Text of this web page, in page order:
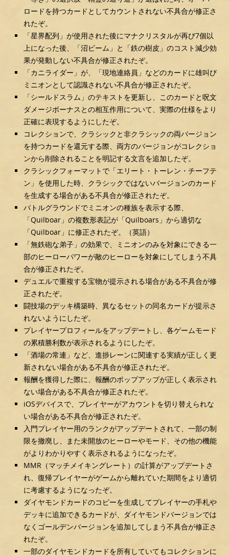
ロードを持つカードとしてカウントされない不具合が修正さ
れたぞ。
「星界配列」が使用された後にマナクリスタルが再び7個以
上になった後、「沼ビーム」と「鉄の樹皮」のコスト減少効
果が発動しない不具合が修正されたぞ。
「カニライダー」が、「現地連絡員」などのカードに雄叫び
ミニオンとして認識されない不具合が修正されたぞ。
「シールドスラム」のテキストを更新し、このカードと呪文
ダメージボーナスとの相互作用について、実際の仕様をより
正確に表現するようにしたぞ。
コレクションで、クラシックと非クラシックの両バージョン
を持つカードを還元する際、両方のバージョンがコレクショ
ンから削除されることを明記する文言を追加したぞ。
クラシックフォーマットで「エリート・トーレン・チーフテ
ン」を使用した時、クラシックではないバージョンのカード
を生成する場合がある不具合が修正されたぞ。
バトルグラウンドでミニオンの種族を表示する際、
「Quilboar」の複数形表記が「Quilboars」から適切な
「Quilboar」に修正されたぞ。（英語）
「無鉄砲な弟子」の効果で、ミニオンのみを対象にできる一
部のヒーローパワーが敵のヒーローを対象にしてしまう不具
合が修正されたぞ。
デュエルで重複する宝物が提示される場合がある不具合が修
正されたぞ。
闘技場のデッキ構築時、異なるセットの同名カードが提示さ
れないようにしたぞ。
プレイヤープロフィールをアップデートし、各ゲームモード
の累積勝利数が表示されるようにしたぞ。
「酒場の常連」など、進捗レーンに関連する実績が正しく更
新されない場合がある不具合が修正されたぞ。
報酬を獲得した際に、報酬のポップアップが正しく表示され
ない場合がある不具合が修正されたぞ。
iOSデバイスで、プレイヤーがアカウントを切り替えられな
い場合がある不具合が修正されたぞ。
入門プレイヤー用のランクがアップデートされて、一部の制
限を撤廃し、また未開放のヒーローやモード、その他の機能
がよりわかりやすく表示されるようになったぞ。
MMR（マッチメイキングレート）の計算がアップデートさ
れ、復帰プレイヤーがゲームから離れていた期間をより適切
に考慮するようになったぞ。
ダイヤモンドカードのコピーを生成してプレイヤーの手札や
デッキに追加できるカードが、ダイヤモンドバージョンでは
なくゴールデンバージョンを追加してしまう不具合が修正さ
れたぞ。
一部のダイヤモンドカードを所有していてもコレクションに